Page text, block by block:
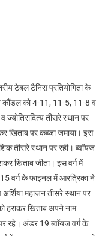
टेबल टैनिस प्रतियोगिता के
कौंडल को 4-11, 11-5, 11-8 व
तीसरे स्थान पर
खिताब पर कब्जा जमाया। इस
तीसरे स्थान पर रही। ब्वॉयज
खिताब जीता। इस वर्ग में
वर्ग के फाइनल में आरत्रिका ने
अर्शिया महाजन तीसरे स्थान पर
हराकर खिताब अपने नाम
रहे। अंडर 19 ब्वॉयज वर्ग के